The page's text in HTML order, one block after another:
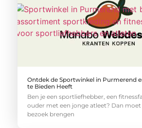
Ontdek de Sportwinkel in Purmerend
te Bieden Heeft
Ben je een sportliefhebber, een
ouder met een jonge atleet? Dan moet
bezoek brengen